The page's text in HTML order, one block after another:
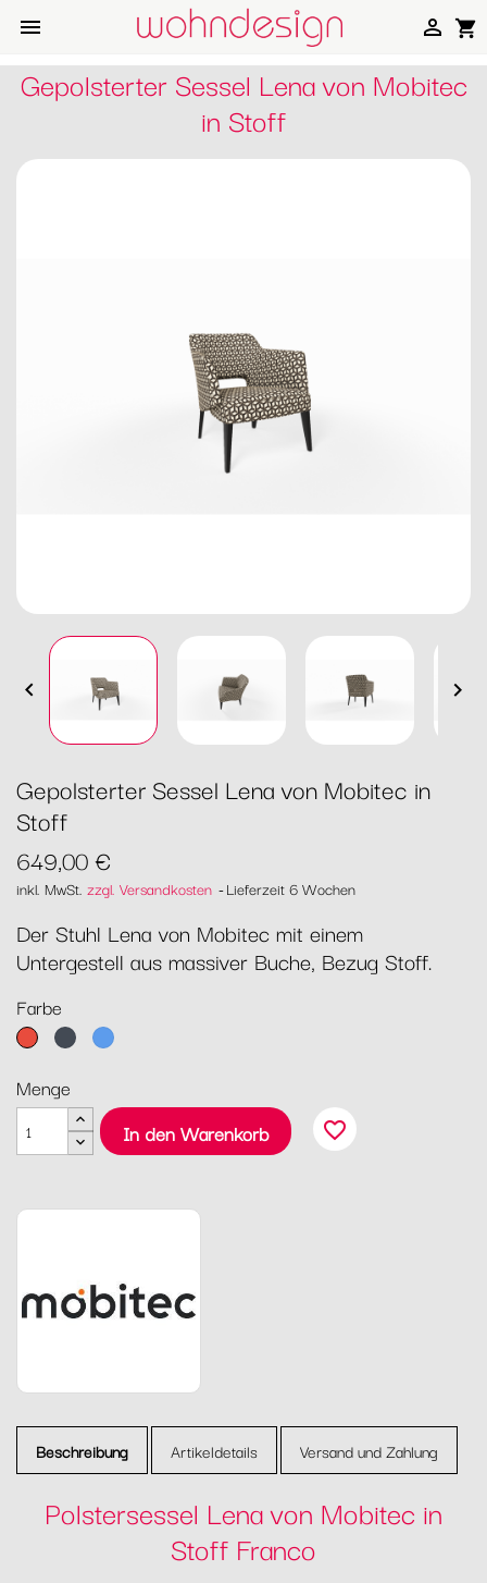
 shopping_cart

Gepolsterter Sessel Lena von Mobitec
in Stoff
 
Gepolsterter Sessel Lena von Mobitec in
Stoff
649,00 €
inkl. MwSt. zzgl. Versandkosten Lieferzeit 6 Wochen
Der Stuhl Lena von Mobitec mit einem
Untergestell aus massiver Buche, Bezug Stoff.
Farbe
Rot Schwarz
Blau
Menge
In den Warenkorb
favorite_border
Beschreibung Artikeldetails Versand und Zahlung
Polstersessel Lena von Mobitec in
Stoff Franco